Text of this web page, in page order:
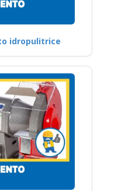
idropulitrice